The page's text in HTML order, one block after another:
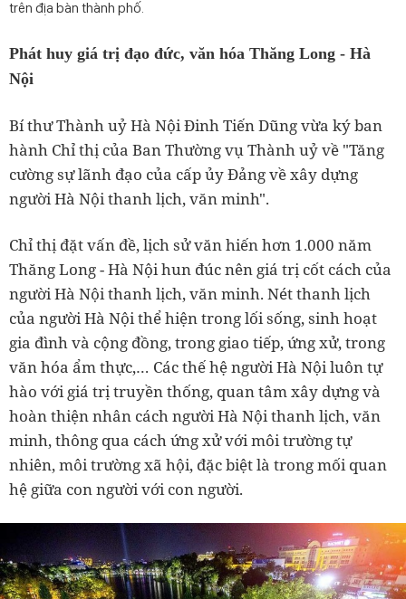
trên địa bàn thành phố.
Phát huy giá trị đạo đức, văn hóa Thăng Long - Hà
Nội
Bí thư Thành uỷ Hà Nội Đinh Tiến Dũng vừa ký ban
hành Chỉ thị của Ban Thường vụ Thành uỷ về "Tăng
cường sự lãnh đạo của cấp ủy Đảng về xây dựng
người Hà Nội thanh lịch, văn minh".
Chỉ thị đặt vấn đề, lịch sử văn hiến hơn 1.000 năm
Thăng Long - Hà Nội hun đúc nên giá trị cốt cách của
người Hà Nội thanh lịch, văn minh. Nét thanh lịch
của người Hà Nội thể hiện trong lối sống, sinh hoạt
gia đình và cộng đồng, trong giao tiếp, ứng xử, trong
văn hóa ẩm thực,… Các thế hệ người Hà Nội luôn tự
hào với giá trị truyền thống, quan tâm xây dựng và
hoàn thiện nhân cách người Hà Nội thanh lịch, văn
minh, thông qua cách ứng xử với môi trường tự
nhiên, môi trường xã hội, đặc biệt là trong mối quan
hệ giữa con người với con người.